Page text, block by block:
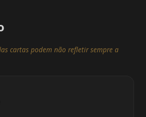
cartas podem não refletir sempre a